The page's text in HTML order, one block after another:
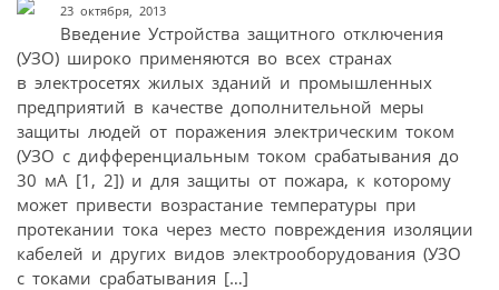
23 октября, 2013
Введение Устройства защитного отключения
(УЗО) широко применяются во всех странах
в электросетях жилых зданий и промышленных
предприятий в качестве дополнительной меры
защиты людей от поражения электрическим током
(УЗО с дифференциальным током срабатывания до
30 мА [1, 2]) и для защиты от пожара, к которому
может привести возрастание температуры при
протекании тока через место повреждения изоляции
кабелей и других видов электрооборудования (УЗО
с токами срабатывания […]